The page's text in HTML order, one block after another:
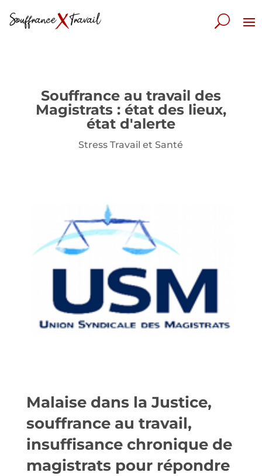
Souffrance au travail des
Magistrats : état des lieux,
état d'alerte
Stress Travail et Santé
Malaise dans la Justice,
souffrance au travail,
insuffisance chronique de
magistrats pour répondre